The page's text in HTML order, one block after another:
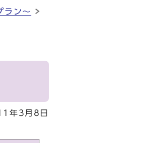
ラン～
年3月8日